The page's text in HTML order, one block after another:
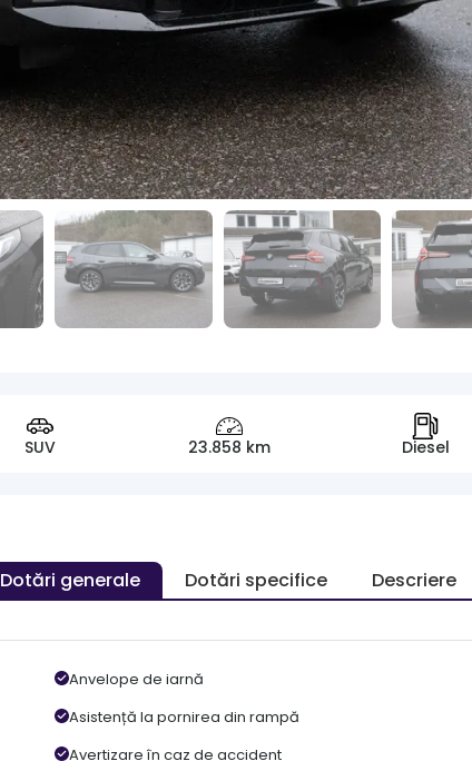
SUV 23.858 km Diesel
Dotări generale Dotări specifice Descriere
Anvelope de iarnă
Asistență la pornirea din rampă
Avertizare în caz de accident